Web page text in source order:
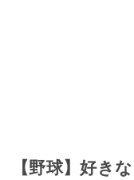
【野球】好き